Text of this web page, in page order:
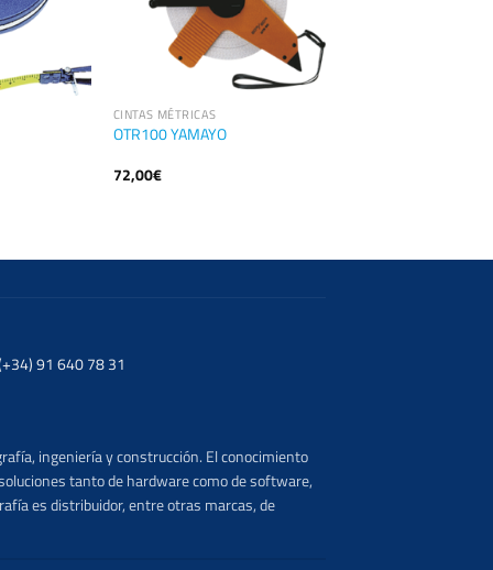
CINTAS MÉTRICAS
OTR100 YAMAYO
72,00€
91 640 78 31
ingeniería y construcción. El conocimiento
tanto de hardware como de software,
es distribuidor, entre otras marcas, de